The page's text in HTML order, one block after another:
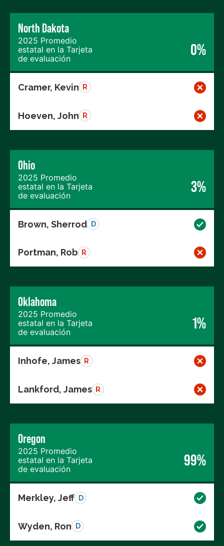
North Dakota
2025 Promedio
estatal en la Tarjeta
de evaluación
0%
Cramer, Kevin R
Hoeven, John R
Ohio
2025 Promedio
estatal en la Tarjeta
de evaluación
3%
Brown, Sherrod D
Portman, Rob R
Oklahoma
2025 Promedio
estatal en la Tarjeta
de evaluación
1%
Inhofe, James R
Lankford, James R
Oregon
2025 Promedio
estatal en la Tarjeta
de evaluación
99%
Merkley, Jeff D
Wyden, Ron D